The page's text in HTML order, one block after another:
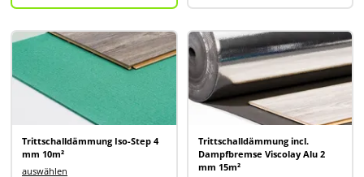
Trittschalldämmung Iso-Step 4
mm 10m²
auswählen
Trittschalldämmung incl.
Dampfbremse Viscolay Alu 2
mm 15m²